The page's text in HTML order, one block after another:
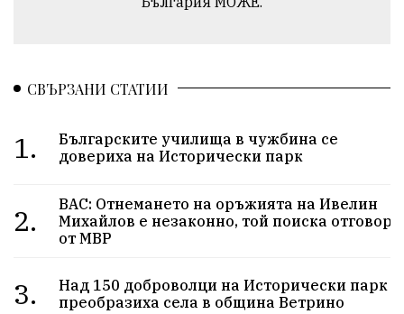
СВЪРЗАНИ СТАТИИ
1.
Българските училища в чужбина се
довериха на Исторически парк
2.
ВАС: Отнемането на оръжията на Ивелин
Михайлов е незаконно, той поиска отговор
от МВР
3.
Над 150 доброволци на Исторически парк
преобразиха села в община Ветрино